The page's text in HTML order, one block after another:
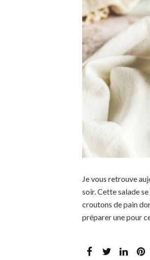
Je vous retrouve
soir. Cette salade
croutons de pain
préparer une pour